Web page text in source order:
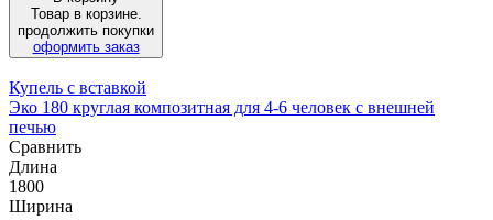
Товар в корзине.
продолжить покупки
оформить заказ
Купель с вставкой
Эко 180 круглая композитная для 4-6 человек с внешней
печью
Сравнить
Длина
1800
Ширина